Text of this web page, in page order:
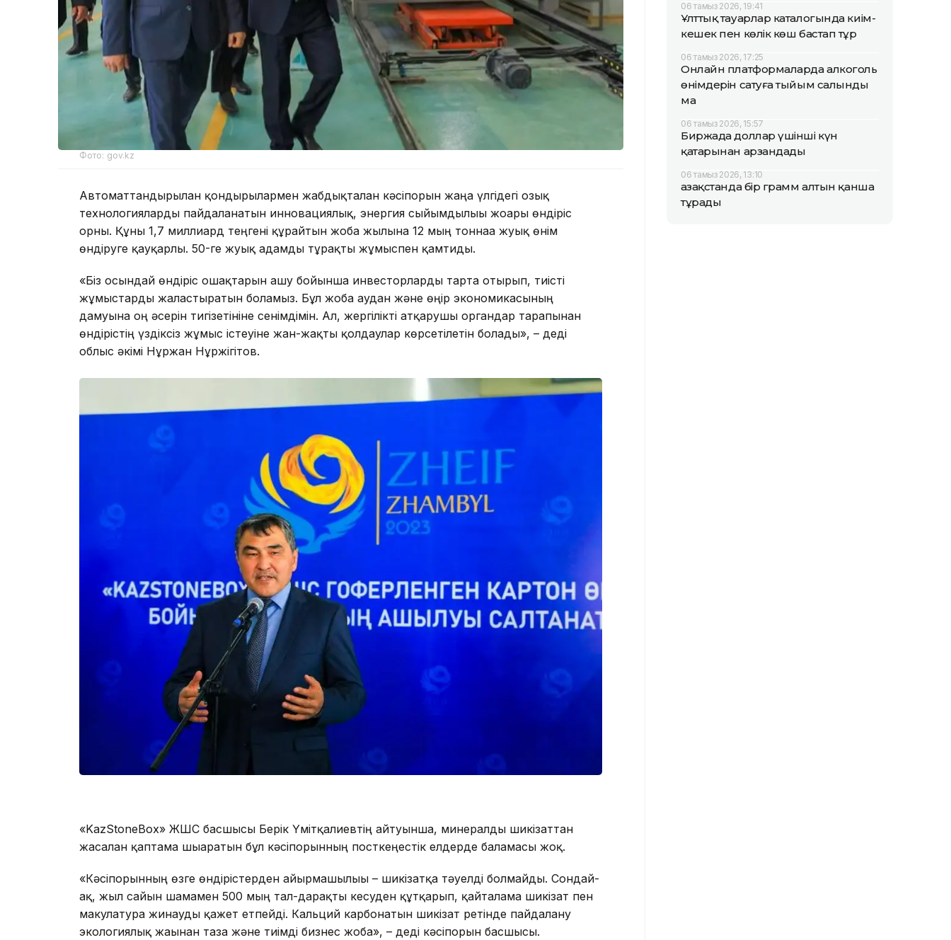
Фото: gov.kz
Автоматтандырылған қондырғылармен жабдықталған кәсіпорын жаңа үлгідегі озық
технологияларды пайдаланатын инновациялық, энергия сыйымдылығы жоғары өндіріс
орны. Құны 1,7 миллиард теңгені құрайтын жоба жылына 12 мың тоннаға жуық өнім
өндіруге қауқарлы. 50-ге жуық адамды тұрақты жұмыспен қамтиды.
«Біз осындай өндіріс ошақтарын ашу бойынша инвесторларды тарта отырып, тиісті
жұмыстарды жалғастыратын боламыз. Бұл жоба аудан және өңір экономикасының
дамуына оң әсерін тигізетініне сенімдімін. Ал, жергілікті атқарушы органдар тарапынан
өндірістің үздіксіз жұмыс істеуіне жан-жақты қолдаулар көрсетілетін болады», – деді
облыс әкімі Нұржан Нұржігітов.
«KazStoneBox» ЖШС басшысы Берік Үмітқалиевтің айтуынша, минералды шикізаттан
жасалған қаптама шығаратын бұл кәсіпорынның посткеңестік елдерде баламасы жоқ.
«Кәсіпорынның өзге өндірістерден айырмашылығы – шикізатқа тәуелді болмайды. Сондай-
ақ, жыл сайын шамамен 500 мың тал-дарақты кесуден құтқарып, қайталама шикізат пен
макулатура жинауды қажет етпейді. Кальций карбонатын шикізат ретінде пайдалану
экологиялық жағынан таза және тиімді бизнес жоба», – деді кәсіпорын басшысы.
06 тамыз 2026, 19:41
Ұлттық тауарлар каталогында киім-
кешек пен көлік көш бастап тұр
06 тамыз 2026, 17:25
Онлайн платформаларда алкоголь
өнімдерін сатуға тыйым салынды
ма
06 тамыз 2026, 15:57
Биржада доллар үшінші күн
қатарынан арзандады
06 тамыз 2026, 13:10
Қазақстанда бір грамм алтын қанша
тұрады